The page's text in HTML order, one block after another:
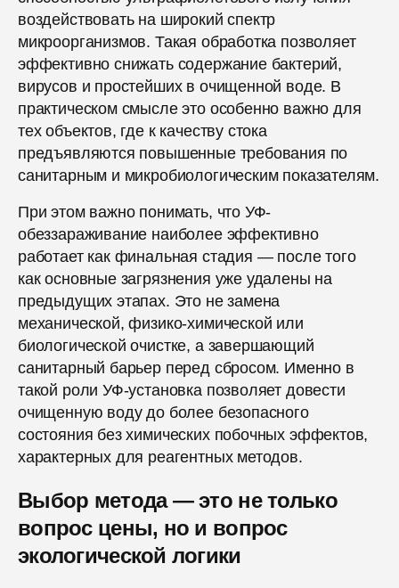
воздействовать на широкий спектр
микроорганизмов. Такая обработка позволяет
эффективно снижать содержание бактерий,
вирусов и простейших в очищенной воде. В
практическом смысле это особенно важно для
тех объектов, где к качеству стока
предъявляются повышенные требования по
санитарным и микробиологическим показателям.
При этом важно понимать, что УФ-
обеззараживание наиболее эффективно
работает как финальная стадия — после того
как основные загрязнения уже удалены на
предыдущих этапах. Это не замена
механической, физико-химической или
биологической очистке, а завершающий
санитарный барьер перед сбросом. Именно в
такой роли УФ-установка позволяет довести
очищенную воду до более безопасного
состояния без химических побочных эффектов,
характерных для реагентных методов.
Выбор метода — это не только
вопрос цены, но и вопрос
экологической логики